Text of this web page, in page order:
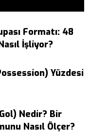
Formatı: 48
İşliyor?
Yüzdesi
Nedir? Bir
Nasıl Ölçer?